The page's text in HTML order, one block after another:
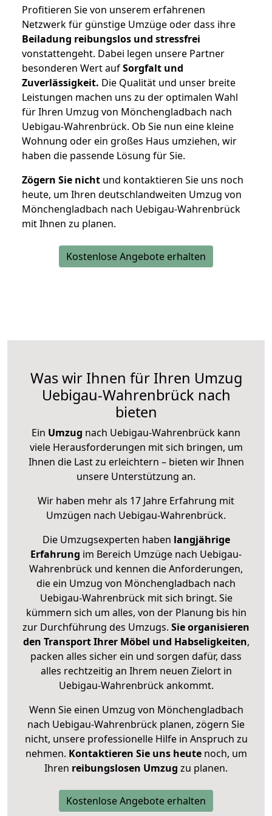
Profitieren Sie von unserem erfahrenen
Netzwerk für günstige Umzüge oder dass ihre
Beiladung reibungslos und stressfrei
vonstattengeht. Dabei legen unsere Partner
besonderen Wert aufSorgfalt und
Zuverlässigkeit. Die Qualität und unser breite
Leistungen machen uns zu der optimalen Wahl
für Ihren Umzug von Mönchengladbach nach
Uebigau-Wahrenbrück. Ob Sie nun eine kleine
Wohnung oder ein großes Haus umziehen, wir
haben die passende Lösung für Sie.
Zögern Sie nicht und kontaktieren Sie uns noch
heute, um Ihren deutschlandweiten Umzug von
Mönchengladbach nach Uebigau-Wahrenbrück
mit Ihnen zu planen.
Kostenlose Angebote erhalten
Was wir Ihnen für Ihren Umzug
Uebigau-Wahrenbrück nach
bieten
Ein Umzug nach Uebigau-Wahrenbrück kann
viele Herausforderungen mit sich bringen, um
Ihnen die Last zu erleichtern – bieten wir Ihnen
unsere Unterstützung an.
Wir haben mehr als 17 Jahre Erfahrung mit
Umzügen nach Uebigau-Wahrenbrück.
Die Umzugsexperten haben langjährige
Erfahrung im Bereich Umzüge nach Uebigau-
Wahrenbrück und kennen die Anforderungen,
die ein Umzug von Mönchengladbach nach
Uebigau-Wahrenbrück mit sich bringt. Sie
kümmern sich um alles, von der Planung bis hin
zur Durchführung des Umzugs. Sie organisieren
den Transport Ihrer Möbel und Habseligkeiten,
packen alles sicher ein und sorgen dafür, dass
alles rechtzeitig an Ihrem neuen Zielort in
Uebigau-Wahrenbrück ankommt.
Wenn Sie einen Umzug von Mönchengladbach
nach Uebigau-Wahrenbrück planen, zögern Sie
nicht, unsere professionelle Hilfe in Anspruch zu
nehmen. Kontaktieren Sie uns heutenoch, um
Ihren reibungslosen Umzug zu planen.
Kostenlose Angebote erhalten